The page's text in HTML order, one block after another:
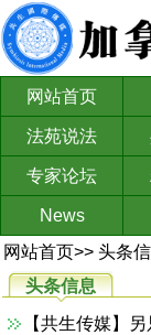
网站首页
法苑说法
专家论坛
News
网站首页>> 头条
头条信息
【共生传媒】